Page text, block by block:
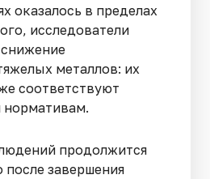
оказалось в пределах
исследователи
металлов: их
соответствуют
продолжится
завершения